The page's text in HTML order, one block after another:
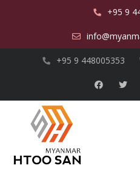
+95 9
+95 9 448005353